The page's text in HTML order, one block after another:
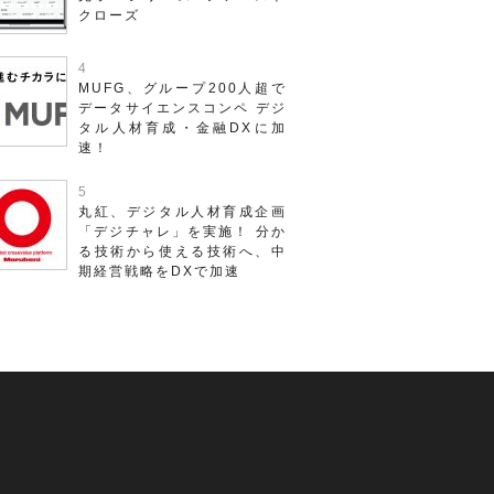
クローズ
MUFG、グループ200人超で
データサイエンスコンペ デジ
タル人材育成・金融DXに加
速！
丸紅、デジタル人材育成企画
「デジチャレ」を実施！ 分か
る技術から使える技術へ、中
期経営戦略をDXで加速